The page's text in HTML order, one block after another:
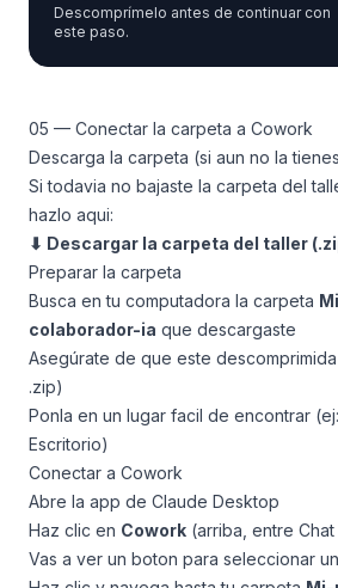
Descomprímelo antes de continuar con
este paso.
05 — Conectar la carpeta a Cowork
Descarga la carpeta (si aun no la
Si todavia no bajaste la carpeta del
hazlo aqui:
⬇ Descargar la carpeta del taller
Preparar la carpeta
Busca en tu computadora la carpeta
colaborador-ia que descargaste
Asegúrate de que este
.zip)
Ponla en un lugar facil de encontrar
Escritorio)
Conectar a Cowork
Abre la app de Claude Desktop
Haz clic en Cowork (arriba, entre
Vas a ver un boton para seleccionar